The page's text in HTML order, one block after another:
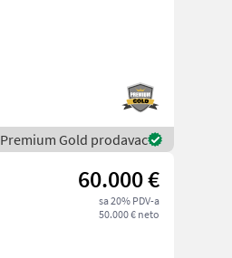
Premium Gold prodavac
60.000 €
sa 20% PDV-a
50.000 € neto